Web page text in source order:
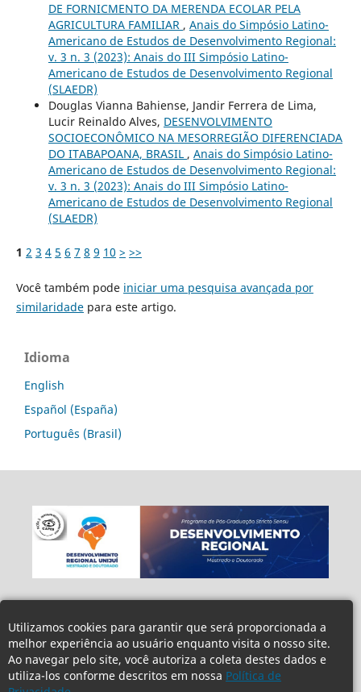
Utilizamos cookies para garantir que será proporcionada a
melhor experiência ao usuário enquanto visita o nosso site.
Ao navegar pelo site, você autoriza a coleta destes dados e
utiliza-los conforme descritos em nossa Política de
DE FORNICMENTO DA MERENDA ECOLAR PELA
AGRICULTURA FAMILIAR , Anais do Simpósio Latino-
Americano de Estudos de Desenvolvimento Regional:
v. 3 n. 3 (2023): Anais do III Simpósio Latino-
Americano de Estudos de Desenvolvimento Regional
(SLAEDR)
Douglas Vianna Bahiense, Jandir Ferrera de Lima,
Lucir Reinaldo Alves, DESENVOLVIMENTO
SOCIOECONÔMICO NA MESORREGIÃO DIFERENCIADA
DO ITABAPOANA, BRASIL , Anais do Simpósio Latino-
Americano de Estudos de Desenvolvimento Regional:
v. 3 n. 3 (2023): Anais do III Simpósio Latino-
Americano de Estudos de Desenvolvimento Regional
(SLAEDR)
1 2 3 4 5 6 7 8 9 10 > >>
Você também pode iniciar uma pesquisa avançada por
similaridadepara este artigo.
Idioma
English
Español (España)
Português (Brasil)